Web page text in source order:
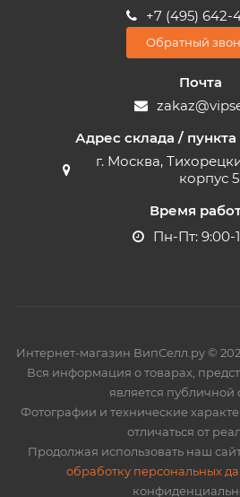
+7 (495) 642-
Обратный
Почта
Адрес склада /
г. Москва,
корпус 5
Время
Пн-Пт: 9:00-
Интернет-магазин ВипСелл.ру ©
Вся информация о товарах,
является публичной
Фотографии и технические
отличаться от
Продолжая использовать наш
обработку персональных